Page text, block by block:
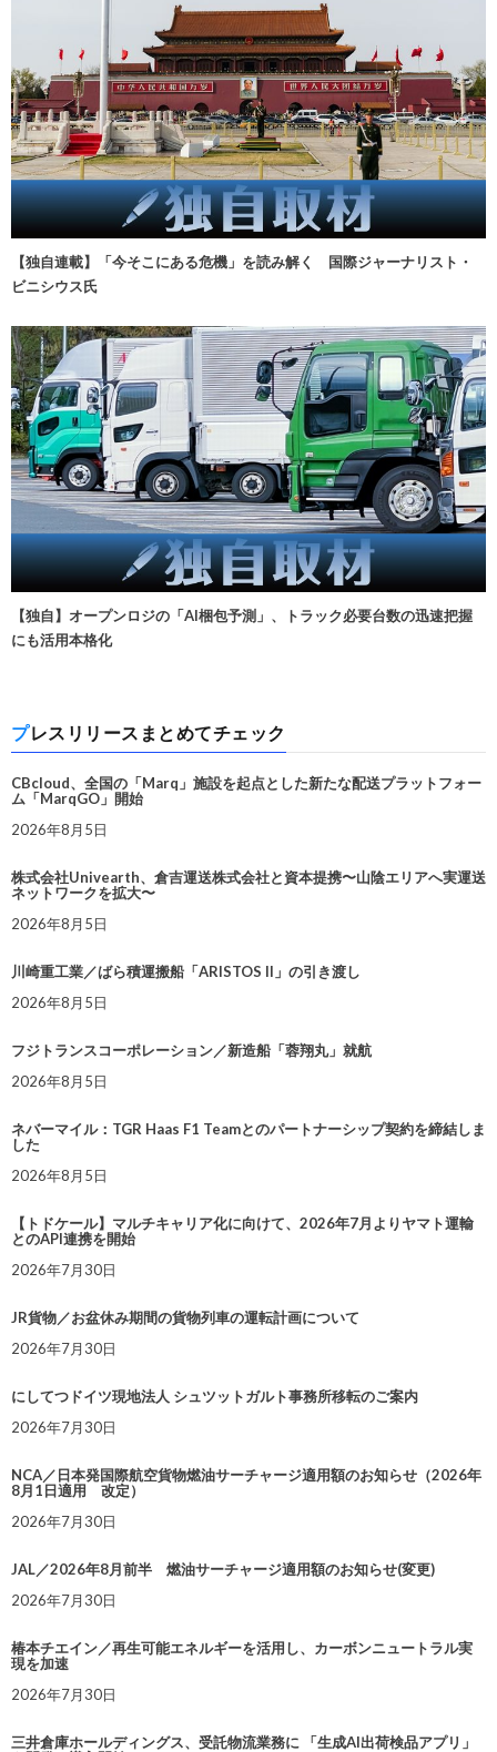
【独自連載】「今そこにある危機」を読み解く 国際ジャーナリスト・
ビニシウス氏
【独自】オープンロジの「AI梱包予測」、トラック必要台数の迅速把握
にも活用本格化
プレスリリースまとめてチェック
CBcloud、全国の「Marq」施設を起点とした新たな配送プラットフォー
ム「MarqGO」開始
2026年8月5日
株式会社Univearth、倉吉運送株式会社と資本提携〜山陰エリアへ実運送
ネットワークを拡大〜
2026年8月5日
川崎重工業／ばら積運搬船「ARISTOS II」の引き渡し
2026年8月5日
フジトランスコーポレーション／新造船「蓉翔丸」就航
2026年8月5日
ネバーマイル：TGR Haas F1 Teamとのパートナーシップ契約を締結しま
した
2026年8月5日
【トドケール】マルチキャリア化に向けて、2026年7月よりヤマト運輸
とのAPI連携を開始
2026年7月30日
JR貨物／お盆休み期間の貨物列車の運転計画について
2026年7月30日
にしてつドイツ現地法人 シュツットガルト事務所移転のご案内
2026年7月30日
NCA／日本発国際航空貨物燃油サーチャージ適用額のお知らせ（2026年
8月1日適用 改定）
2026年7月30日
JAL／2026年8月前半 燃油サーチャージ適用額のお知らせ(変更)
2026年7月30日
椿本チエイン／再生可能エネルギーを活用し、カーボンニュートラル実
現を加速
2026年7月30日
三井倉庫ホールディングス、受託物流業務に 「生成AI出荷検品アプリ」